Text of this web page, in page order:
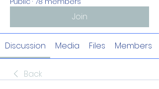
Join
Discussion Media Files Members
Back